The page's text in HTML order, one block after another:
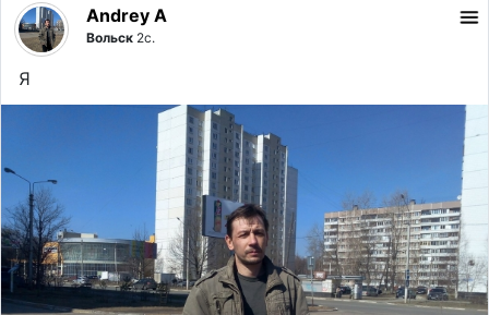
Andrey A
Вольск 2с.
Я